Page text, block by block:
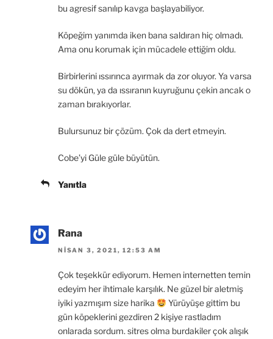
bu agresif sanılıp kavga başlayabiliyor.
Köpeğim yanımda iken bana saldıran hiç olmadı.
Ama onu korumak için mücadele ettiğim oldu.
Birbirlerini ıssırınca ayırmak da zor oluyor. Ya varsa
su dökün, ya da ıssıranın kuyruğunu çekin ancak o
zaman bırakıyorlar.
Bulursunuz bir çözüm. Çok da dert etmeyin.
Cobe’yi Güle güle büyütün.
Yanıtla
Rana
NISAN 3, 2021, 12:53 AM
Çok teşekkür ediyorum. Hemen internetten temin
edeyim her ihtimale karşılık. Ne güzel bir aletmiş
iyiki yazmışım size harika
Yürüyüşe gittim bu
gün köpeklerini gezdiren 2 kişiye rastladım
onlarada sordum. sitres olma burdakiler çok alışık